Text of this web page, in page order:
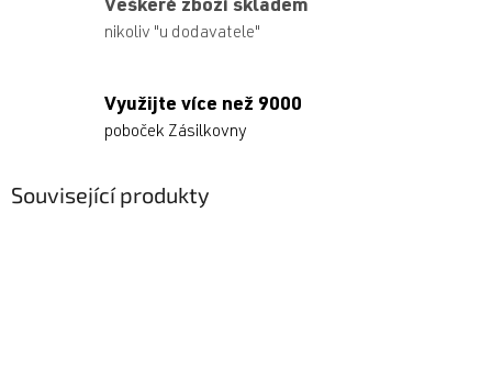
Veškeré zboží skladem
nikoliv "u dodavatele"
Využijte více než 9000
poboček Zásilkovny
Související produkty